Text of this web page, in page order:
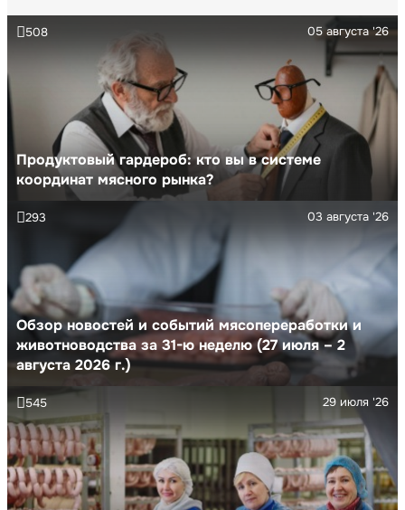
Продуктовый гардероб: кто вы в системе
координат мясного рынка?
05 августа '26
508
Обзор новостей и событий мясопереработки и
животноводства за 31-ю неделю (27 июля – 2
августа 2026 г.)
03 августа '26
293
29 июля '26
545